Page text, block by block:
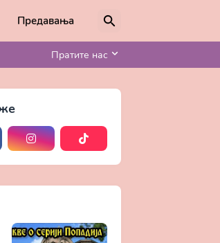
Предавања
Пратите нас